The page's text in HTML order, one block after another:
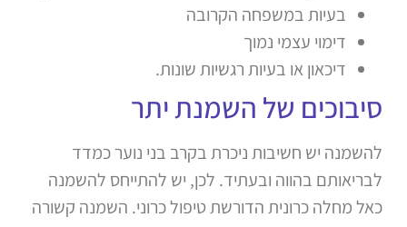
בעיות במשפחה הקרובה
דימוי עצמי נמוך
דיכאון או בעיות רגשיות שונות.
סיבוכים של השמנת יתר
להשמנה יש חשיבות ניכרת בקרב בני נוער כמדד
לבריאותם בהווה ובעתיד. לכן, יש להתייחס להשמנה
כאל מחלה כרונית הדורשת טיפול כרוני. השמנה קשורה